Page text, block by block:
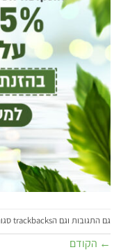
גם התגובות וגם הtrackbacks סגורים כרגע.
← הקודם